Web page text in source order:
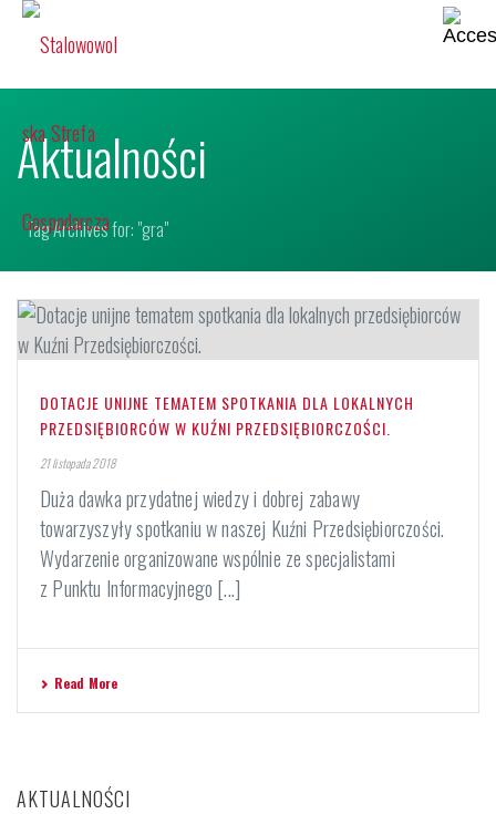
Aktualności
Tag Archives for: "gra"
DOTACJE UNIJNE TEMATEM SPOTKANIA DLA LOKALNYCH
PRZEDSIĘBIORCÓW W KUŹNI PRZEDSIĘBIORCZOŚCI.
21 listopada 2018
Duża dawka przydatnej wiedzy i dobrej zabawy
towarzyszyły spotkaniu w naszej Kuźni Przedsiębiorczości.
Wydarzenie organizowane wspólnie ze specjalistami
z Punktu Informacyjnego [...]
Read More
AKTUALNOŚCI